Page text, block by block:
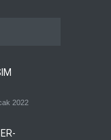
2022